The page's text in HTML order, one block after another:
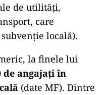
de utilități,
care
locală).
la finele lui
de angajați în
(date MF). Dintre